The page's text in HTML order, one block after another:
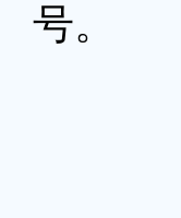
号。